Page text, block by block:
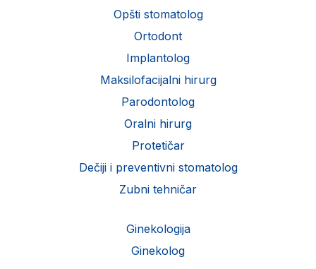
Opšti stomatolog
Ortodont
Implantolog
Maksilofacijalni hirurg
Parodontolog
Oralni hirurg
Protetičar
Dečiji i preventivni stomatolog
Zubni tehničar
Ginekologija
Ginekolog